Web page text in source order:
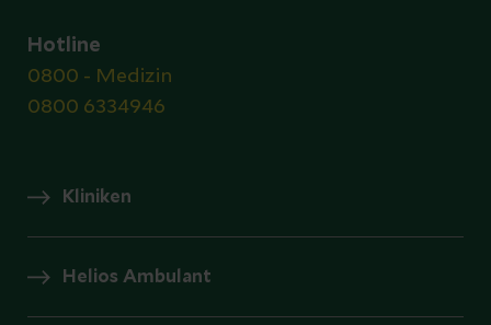
Hotline
0800 - Medizin
0800 6334946
Kliniken
Helios Ambulant